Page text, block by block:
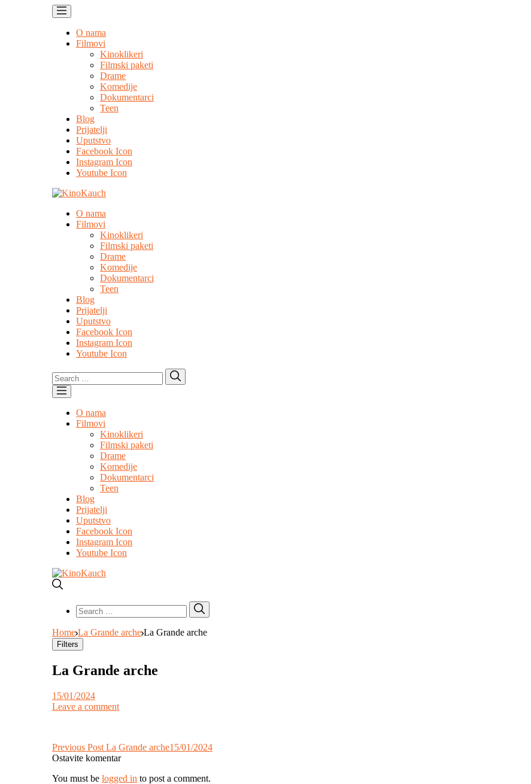
O nama
Filmovi
Kinoklikeri
Filmski paketi
Drame
Komedije
Dokumentarci
Teen
Blog
Prijatelji
Uputstvo
Facebook Icon
Instagram Icon
Youtube Icon
O nama
Filmovi
Kinoklikeri
Filmski paketi
Drame
Komedije
Dokumentarci
Teen
Blog
Prijatelji
Uputstvo
Facebook Icon
Instagram Icon
Youtube Icon
Search
for:
O nama
Filmovi
Kinoklikeri
Filmski paketi
Drame
Komedije
Dokumentarci
Teen
Blog
Prijatelji
Uputstvo
Facebook Icon
Instagram Icon
Youtube Icon
Search
for:
Home La Grande arche La Grande arche
Filters
La Grande arche
15/01/2024
Leave a comment
Post
navigation
Previous Post La Grande arche15/01/2024
Ostavite komentar
You must be logged in to post a comment.